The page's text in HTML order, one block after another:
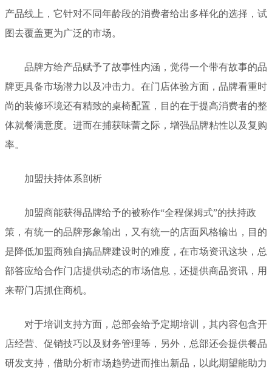
产品线上，它针对不同年龄段的消费者给出多样化的选择，试
图去覆盖更为广泛的市场。
品牌方给产品赋予了故事性内涵，觉得一个带有故事的品
牌更具备市场潜力以及冲击力。在门店体验方面，品牌看重时
尚的装修环境还有精致的桌椅配置，目的在于提高消费者的整
体就餐满意度。进而在捕获味蕾之际，增强品牌粘性以及复购
率。
加盟扶持体系剖析
加盟商能获得品牌给予的被称作“全程保姆式”的扶持政
策，有统一的品牌形象输出，又有统一的店面风格输出，目的
是降低加盟商独自搞品牌建设时的难度，在市场资讯这块，总
部答应给合作门店提供动态的市场信息，还提供商品资讯，用
来帮门店抓住商机。
对于培训支持方面，总部会给予定期培训，其内容包含开
店经营、促销技巧以及财务管理等，另外，总部还会提供餐品
研发支持，借助分析市场趋势进而推出新品，以此期望能助力